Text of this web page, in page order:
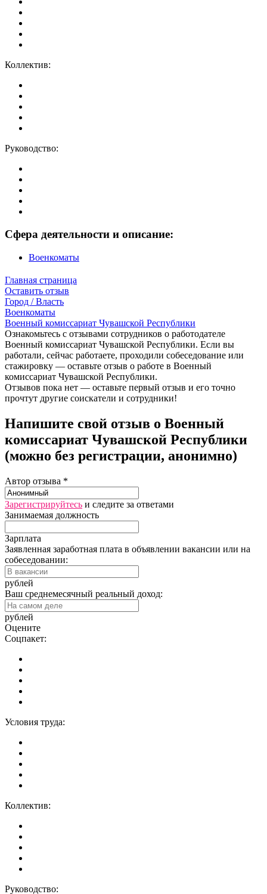
Коллектив:
Руководство:
Сфера деятельности и описание:
Военкоматы
Главная страница
Оставить отзыв
Город / Власть
Военкоматы
Военный комиссариат Чувашской Республики
Ознакомьтесь с отзывами сотрудников о работодателе
Военный комиссариат Чувашской Республики. Если вы
работали, сейчас работаете, проходили собеседование или
стажировку — оставьте отзыв о работе в Военный
комиссариат Чувашской Республики.
Отзывов пока нет — оставьте первый отзыв и его точно
прочтут другие соискатели и сотрудники!
Напишите свой отзыв о Военный
комиссариат Чувашской Республики
(можно без регистрации, анонимно)
Автор отзыва *
Зарегистрируйтесь и следите за ответами
Занимаемая должность
Зарплата
Заявленная заработная плата в объявлении вакансии или на
собеседовании:
рублей
Ваш среднемесячный реальный доход:
рублей
Оцените
Соцпакет:
Условия труда:
Коллектив:
Руководство: